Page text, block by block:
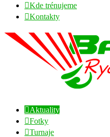
Kde trénujeme
Kontakty
Aktuality
Fotky
Turnaje